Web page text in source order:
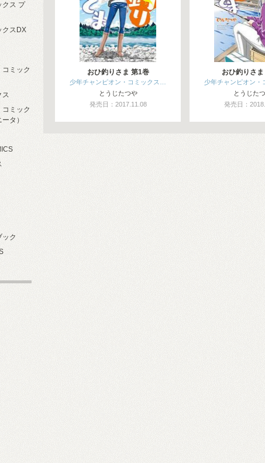
おひ釣りさま 第1巻
少年チャンピオン・コミックス…
とうじたつや
発売日：2017.11.08
おひ釣りさ
少年チャンピオン・
とうじた
発売日：
クス プ
クスDX
ミック
ス
ミック
タ）
ック